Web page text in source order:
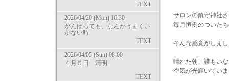
TEXT
2026/04/20 (Mon) 16:30
がんばっても、なんかうまくい
かない時
TEXT
2026/04/05 (Sun) 08:00
４月５日 清明
TEXT
サロンの鎮守神社
毎月恒例のついた
そんな感覚がしま
晴れた朝、誰もい
空気が光輝いてい